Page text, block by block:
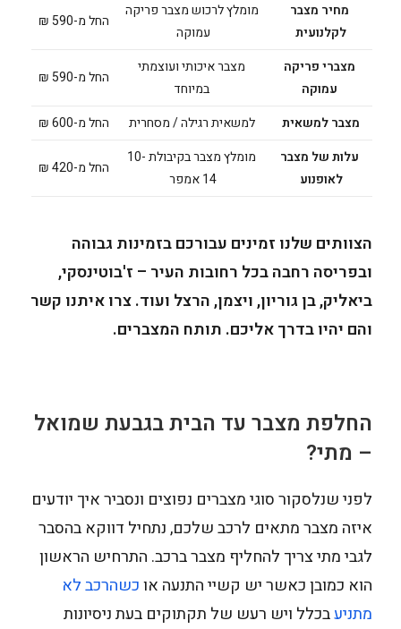
מחיר מצבר
לקלנועית
מומלץ לרכוש מצבר פריקה
עמוקה
החל מ-590 ₪
מצברי פריקה
עמוקה
מצבר איכותי ועוצמתי
במיוחד
החל מ-590 ₪
מצבר למשאית למשאית רגילה / מסחרית
החל מ-600 ₪
עלות של מצבר
לאופנוע
מומלץ מצבר בקיבולת 10-
14 אמפר
החל מ-420 ₪
הצוותים שלנו זמינים עבורכם בזמינות גבוהה
ובפריסה רחבה בכל רחובות העיר – ז'בוטינסקי,
ביאליק, בן גוריון, ויצמן, הרצל ועוד. צרו איתנו קשר
והם יהיו בדרך אליכם. תותח המצברים.
החלפת מצבר עד הבית בגבעת שמואל
– מתי?
לפני שנלסקור סוגי מצברים נפוצים ונסביר איך יודעים
איזה מצבר מתאים לרכב שלכם, נתחיל דווקא בהסבר
לגבי מתי צריך להחליף מצבר ברכב. התרחיש הראשון
הוא כמובן כאשר יש קשיי התנעה אוכשהרכב לא
מתניעבכלל ויש רעש של תקתוקים בעת ניסיונות